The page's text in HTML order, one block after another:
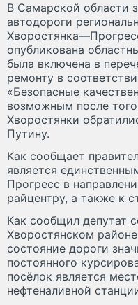
В Самарской области
автодороги
опубликована
была включена в
ремонту в
«Безопасные
возможным после
Хворостянки
Путину.
Как сообщает
является
Прогресс в
райцентру, а также к
Как сообщил депутат
Хворостянском
состояние дороги
постоянного
посёлок является
нефтеналивной